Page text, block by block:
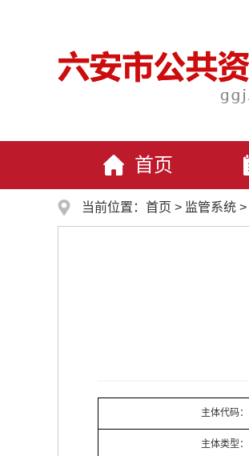
首页
当前位置： 首页 > 监管系统 >
主体代码：
主体类型：